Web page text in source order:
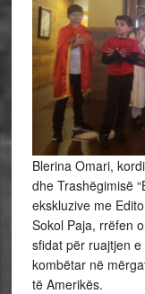
Blerina Omari,
dhe Trashëgimisë
ekskluzive me
Sokol Paja, rrëfen
sfidat për ruajtjen
kombëtar në
të Amerikës.